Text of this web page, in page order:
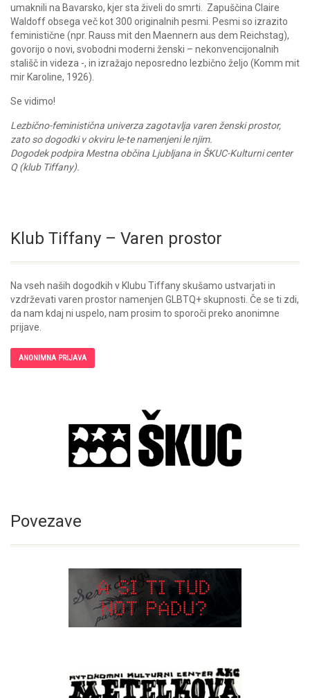
umaknili na Bavarsko, kjer sta živeli do smrti. Zapuščina Claire
Waldoff obsega več kot 300 originalnih pesmi. Pesmi so izrazito
feministične (npr. Rauss mit den Maennern aus dem Reichstag),
govorijo o novi, svobodni moderni ženski – nekonvencijonalnih
stališč in videza -, in izražajo neposredno lezbično željo (Komm mit
mir Karoline, 1926).
Se vidimo!
Lezbično-feministična univerza zagotavlja varen ženski prostor,
zato so dogodki v okviru le-te namenjeni le njim.
Dogodek podpira Mestna občina Ljubljana in ŠKUC-Kulturni center
Q (klub Tiffany).
Klub Tiffany – Varen prostor
Na vseh naših dogodkih v Klubu Tiffany skušamo ustvarjati in
vzdrževati varen prostor namenjen GLBTQ+ skupnosti. Če se ti zdi,
da nam kdaj ni uspelo, nam prosim to sporoči preko anonimne
prijave.
ANONIMNA PRIJAVA
Povezave